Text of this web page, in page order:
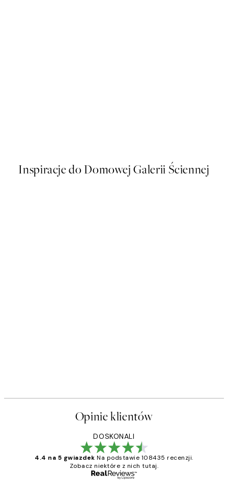
Inspiracje do Domowej Galerii Ściennej
Opinie klientów
DOSKONALI
4.4 na 5 gwiazdek Na podstawie 108435 recenzji.
Zobacz niektóre z nich tutaj.